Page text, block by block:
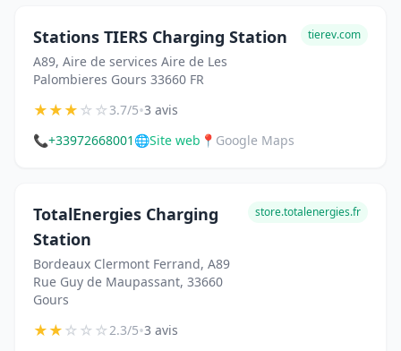
Stations TIERS Charging Station
A89, Aire de services Aire de Les
Palombieres Gours 33660 FR
tierev.com
★★★☆☆3.7/5•3 avis
📞+33972668001 🌐Site web 📍 Google Maps
TotalEnergies Charging
Station
Bordeaux Clermont Ferrand, A89
Rue Guy de Maupassant, 33660
Gours
store.totalenergies.fr
★★☆☆☆2.3/5•3 avis